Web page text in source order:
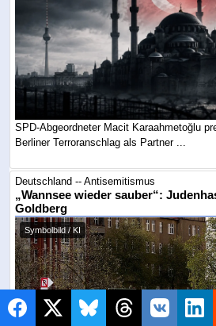
SPD-Abgeordneter Macit Karaahmetoğlu
Berliner Terroranschlag als Partner ...
Deutschland -- Antisemitismus
„Wannsee wieder sauber“:
Goldberg
Symbolbild / KI